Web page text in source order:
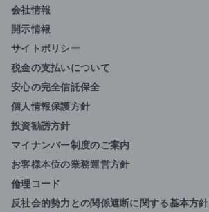
会社情報
開示情報
サイトポリシー
税金の支払いについて
安心の完全信託保全
個人情報保護方針
投資勧誘方針
マイナンバー制度のご案内
お客様本位の業務運営方針
倫理コード
反社会的勢力との関係遮断に関する基本方針